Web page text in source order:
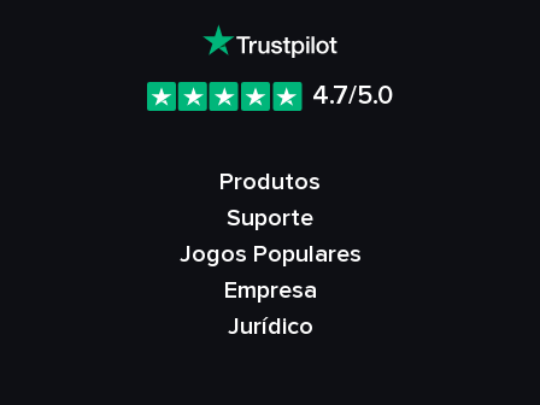
4.7/5.0
Produtos
Suporte
Jogos Populares
Empresa
Jurídico